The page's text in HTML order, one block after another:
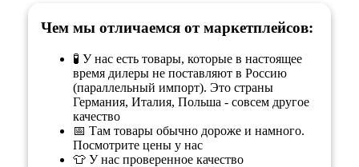
Чем мы отличаемся от маркетплейсов:
🧪 У нас есть товары, которые в настоящее
время дилеры не поставляют в Россию
(параллельный импорт). Это страны
Германия, Италия, Польша - совсем другое
качество
📅 Там товары обычно дороже и намного.
Посмотрите цены у нас
👕 У нас проверенное качество